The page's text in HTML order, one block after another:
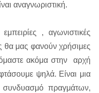
αναγνωριστική.
, αγωνιστικές
θα μας φανούν χρήσιμες
ακόμα στην αρχή
ψηλά. Είναι μια
συνδυασμό πραγμάτων,